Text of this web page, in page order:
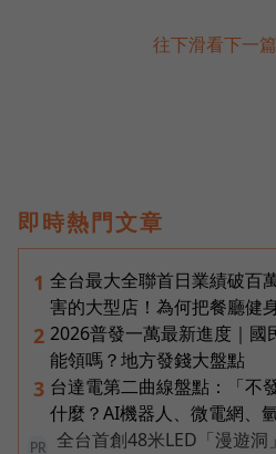
往下滑看下一
即時熱門文章
1 全台最大全聯首日業績破百
害的大型店！為何把餐廳健
2 2026普發一萬最新進度｜國
能領嗎？地方發錢大盤點
3 台達電第二曲線盤點：「不
什麼？AI機器人、微電網、
PR 全台首創48米LED「漫遊